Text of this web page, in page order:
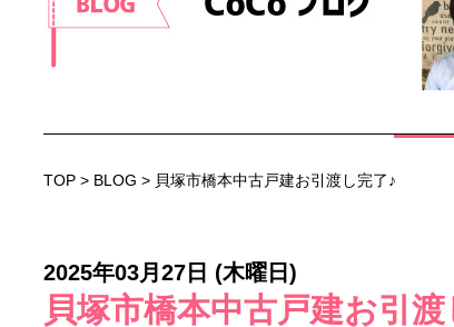
TOP > BLOG > 貝塚市橋本中古戸建お引渡し完了♪
2025年03月27日 (木曜日)
貝塚市橋本中古戸建お引渡